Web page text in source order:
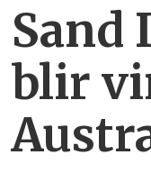
Sand
blir